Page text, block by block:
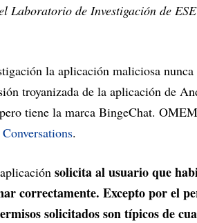
Laboratorio de Investigación de
la aplicación maliciosa
troyanizada de la aplicación de
tiene la marca BingeChat.
Conversations.
solicita al usuario que
correctamente. Excepto por el
solicitados son típicos de